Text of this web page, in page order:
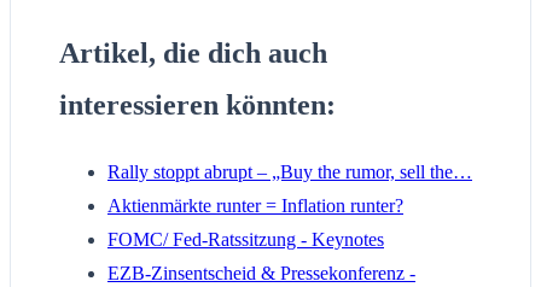
Artikel, die dich auch
interessieren könnten:
Rally stoppt abrupt – „Buy the rumor, sell the…
Aktienmärkte runter = Inflation runter?
FOMC/ Fed-Ratssitzung - Keynotes
EZB-Zinsentscheid & Pressekonferenz -